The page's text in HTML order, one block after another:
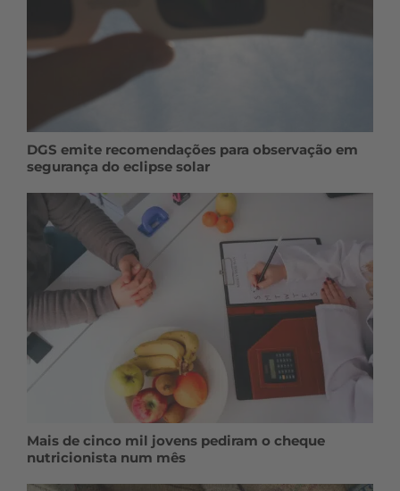
DGS emite recomendações para observação em
segurança do eclipse solar
Mais de cinco mil jovens pediram o cheque
nutricionista num mês